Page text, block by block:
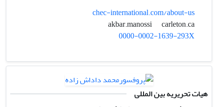
chec-international.com/about-us
carleton.ca
0000-0002-1639-293X
هیات تحریریه بین المللی